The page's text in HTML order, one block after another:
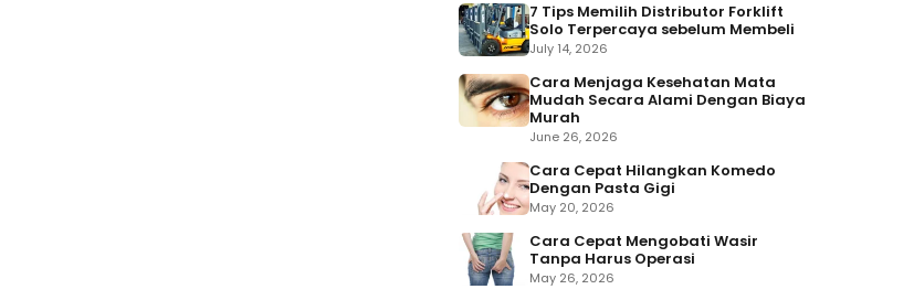
7 Tips Memilih Distributor Forklift
Solo Terpercaya sebelum Membeli
July 14, 2026
Cara Menjaga Kesehatan Mata
Mudah Secara Alami Dengan Biaya
Murah
June 26, 2026
Cara Cepat Hilangkan Komedo
Dengan Pasta Gigi
May 20, 2026
Cara Cepat Mengobati Wasir
Tanpa Harus Operasi
May 26, 2026